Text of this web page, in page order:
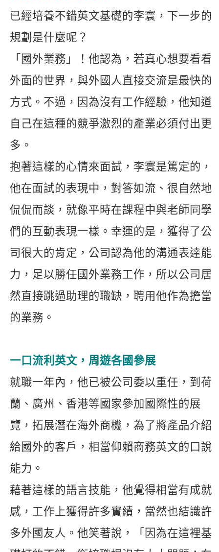
已經培養不錯英文基礎的李寰，下一步的
規劃是什麼呢？
「國外業務」！他認為，若真心想要看看
外面的世界，與外國人直接交流是最快的
方式。不過，因為沒有工作經驗，他知道
自己在這種的競爭激烈的產業必須付出更
多。
抱著這樣的心情來面試，李寰是篤定的，
他在面試的表現中，對答如流、很自然地
侃侃而談，就像平時在課程中與老師同學
們的互動表現一樣。幸運的是，獲得了公
司很大的肯定，公司認為他的溝通表達能
力，足以勝任國外業務工作，所以公司居
然直接跳過助理的職缺，聘用他作為擔當
的業務。
一口流利英文，周遊各國參展
就職一年內，他已被公司委以重任，到荷
蘭、廣州、香港等國家參加國際性的展
覽，拓展潛在海外商機，為了將產品介紹
給國外的客戶，相當仰賴商務英文的口說
能力。
藉著這樣的語言技能，他覺得相當有成就
感，工作上獲得許多實績，當然也結識許
多外國友人。他笑著說，「因為在這裡基